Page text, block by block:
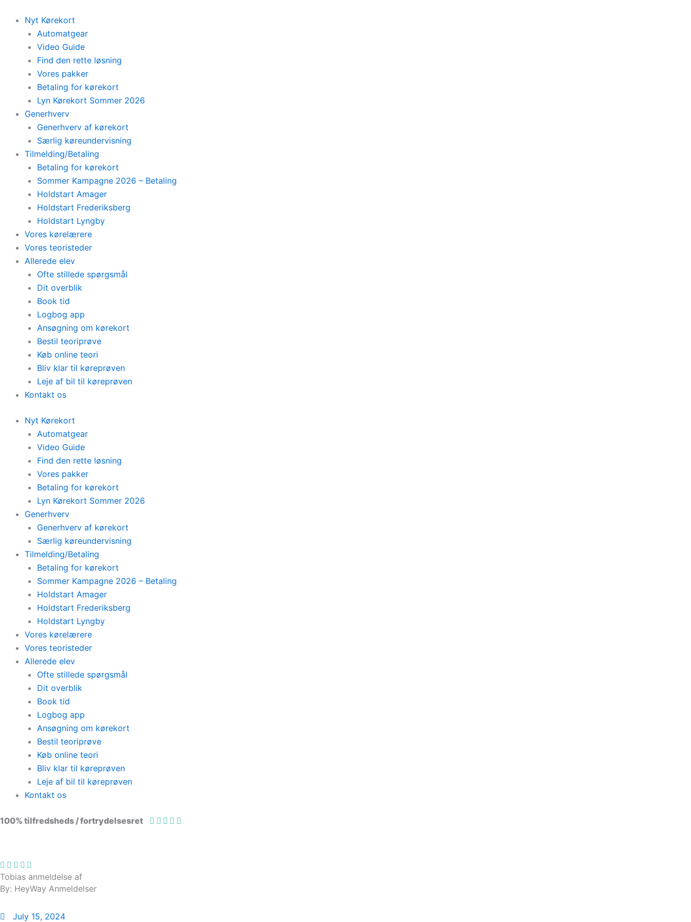
content
Nyt Kørekort
Automatgear
Video Guide
Find den rette løsning
Vores pakker
Betaling for kørekort
Lyn Kørekort Sommer 2026
Generhverv
Generhverv af kørekort
Særlig køreundervisning
Tilmelding/Betaling
Betaling for kørekort
Sommer Kampagne 2026 – Betaling
Holdstart Amager
Holdstart Frederiksberg
Holdstart Lyngby
Vores kørelærere
Vores teoristeder
Allerede elev
Ofte stillede spørgsmål
Dit overblik
Book tid
Logbog app
Ansøgning om kørekort
Bestil teoriprøve
Køb online teori
Bliv klar til køreprøven
Leje af bil til køreprøven
Kontakt os
Nyt Kørekort
Automatgear
Video Guide
Find den rette løsning
Vores pakker
Betaling for kørekort
Lyn Kørekort Sommer 2026
Generhverv
Generhverv af kørekort
Særlig køreundervisning
Tilmelding/Betaling
Betaling for kørekort
Sommer Kampagne 2026 – Betaling
Holdstart Amager
Holdstart Frederiksberg
Holdstart Lyngby
Vores kørelærere
Vores teoristeder
Allerede elev
Ofte stillede spørgsmål
Dit overblik
Book tid
Logbog app
Ansøgning om kørekort
Bestil teoriprøve
Køb online teori
Bliv klar til køreprøven
Leje af bil til køreprøven
Kontakt os
100% tilfredsheds / fortrydelsesret
Tobias anmeldelse af
By: HeyWay Anmeldelser
July 15, 2024